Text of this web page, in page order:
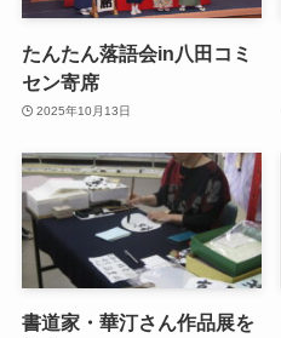
たんたん落語会in八田コミ
セン寄席
2025年10月13日
書道家・華汀さん作品展を